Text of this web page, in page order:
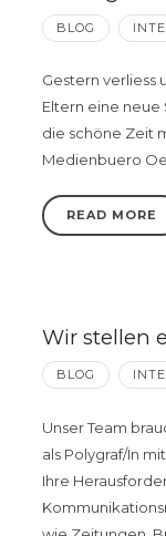
BLOG
Gestern verliess
Eltern eine neue
die schöne Zeit
Medienbuero
READ MORE
Wir stellen
BLOG
Unser Team
als Polygraf/In
Ihre